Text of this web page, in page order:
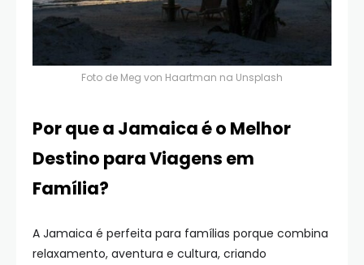
Foto de Meg von Haartman na Unsplash
Por que a Jamaica é o Melhor
Destino para Viagens em
Família?
A Jamaica é perfeita para famílias porque combina
relaxamento, aventura e cultura, criando